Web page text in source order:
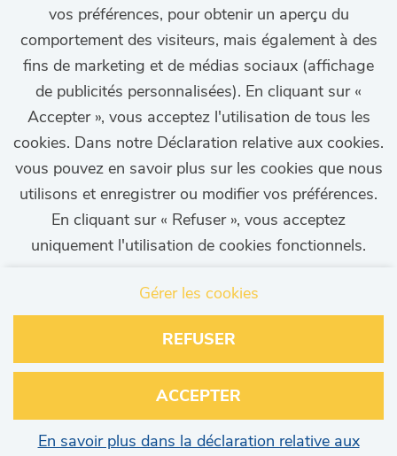
vos préférences, pour obtenir un aperçu du
comportement des visiteurs, mais également à des
fins de marketing et de médias sociaux (affichage
de publicités personnalisées). En cliquant sur «
Accepter », vous acceptez l'utilisation de tous les
cookies. Dans notre Déclaration relative aux cookies.
vous pouvez en savoir plus sur les cookies que nous
utilisons et enregistrer ou modifier vos préférences.
En cliquant sur « Refuser », vous acceptez
uniquement l'utilisation de cookies fonctionnels.
Gérer les cookies
REFUSER
ACCEPTER
En savoir plus dans la déclaration relative aux
Ne ratez plus aucune
offre d'emploi!
CONFIGURER L'ALERTE D'EMPLOI
Contact
Page de confidentialité
Brinks